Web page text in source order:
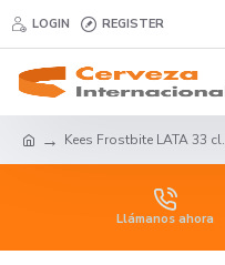
LOGIN REGISTER
Kees Frostbite LATA 33 cl.
Llámanos ahora